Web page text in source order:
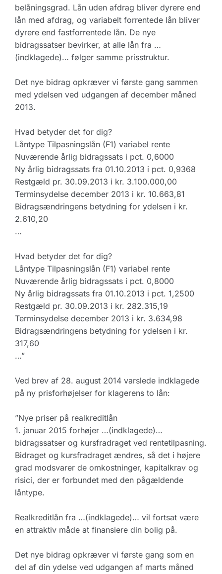
belåningsgrad. Lån uden afdrag bliver dyrere end
lån med afdrag, og variabelt forrentede lån bliver
dyrere end fastforrentede lån. De nye
bidragssatser bevirker, at alle lån fra …
(indklagede)… følger samme prisstruktur.
Det nye bidrag opkræver vi første gang sammen
med ydelsen ved udgangen af december måned
2013.
Hvad betyder det for dig?
Låntype Tilpasningslån (F1) variabel rente
Nuværende årlig bidragssats i pct. 0,6000
Ny årlig bidragssats fra 01.10.2013 i pct. 0,9368
Restgæld pr. 30.09.2013 i kr. 3.100.000,00
Terminsydelse december 2013 i kr. 10.663,81
Bidragsændringens betydning for ydelsen i kr.
2.610,20
…
Hvad betyder det for dig?
Låntype Tilpasningslån (F1) variabel rente
Nuværende årlig bidragssats i pct. 0,8000
Ny årlig bidragssats fra 01.10.2013 i pct. 1,2500
Restgæld pr. 30.09.2013 i kr. 282.315,19
Terminsydelse december 2013 i kr. 3.634,98
Bidragsændringens betydning for ydelsen i kr.
317,60
…”
Ved brev af 28. august 2014 varslede indklagede
på ny prisforhøjelser for klagerens to lån:
”Nye priser på realkreditlån
1. januar 2015 forhøjer …(indklagede)…
bidragssatser og kursfradraget ved rentetilpasning.
Bidraget og kursfradraget ændres, så det i højere
grad modsvarer de omkostninger, kapitalkrav og
risici, der er forbundet med den pågældende
låntype.
Realkreditlån fra …(indklagede)… vil fortsat være
en attraktiv måde at finansiere din bolig på.
Det nye bidrag opkræver vi første gang som en
del af din ydelse ved udgangen af marts måned